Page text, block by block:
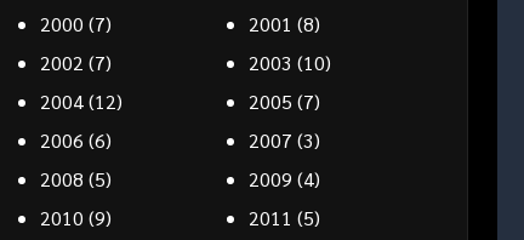
2000 (7) 2001 (8)
2002 (7) 2003 (10)
2004(12) 2005 (7)
2006 (6) 2007 (3)
2008 (5) 2009 (4)
2010 (9) 2011 (5)